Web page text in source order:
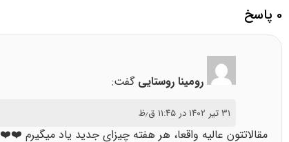
0 پاسخ
رومینا روستایی گفت:
۳۱ تیر ۱۴۰۲ در ۱۱:۴۵ ق٫ظ
مقالاتتون عالیه واقعا، هر هفته چیزای جدید یاد میگیرم ❤️❤️